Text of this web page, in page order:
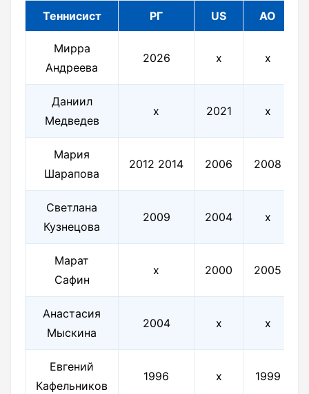
Теннисист РГ US AO
Мирра
Андреева
2026 х х
Даниил
Медведев
х 2021 х
Мария
Шарапова
2012 2014 2006 2008
Светлана
Кузнецова
2009 2004 х
Марат
Сафин
х 2000 2005
Анастасия
Мыскина
2004 х х
Евгений
Кафельников
1996 х 1999